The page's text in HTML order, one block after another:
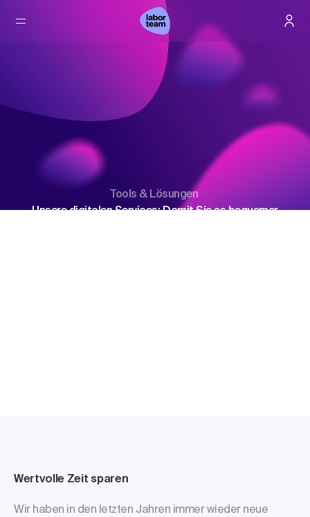
Tools & Lösungen
Unsere digitalen Services: Damit Sie es bequemer
Wertvolle Zeit sparen
Wir haben in den letzten Jahren immer wieder neue